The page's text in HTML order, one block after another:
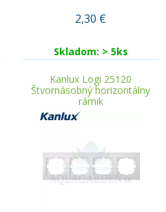
2,30 €
Skladom: > 5ks
Kanlux Logi 25120
Štvornásobný horizontálny
rámik